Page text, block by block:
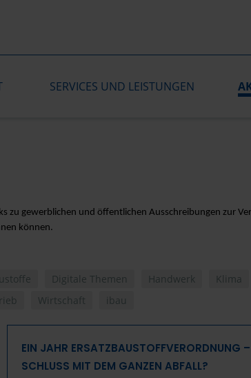
SERVICES UND LEISTUNGEN
zu gewerblichen und öffentlichen Ausschreibungen zur
können.
Digitale Themen Handwerk Klima
Wirtschaft ibau
EIN JAHR ERSATZBAUSTOFFVERORDNUNG –
SCHLUSS MIT DEM GANZEN ABFALL?